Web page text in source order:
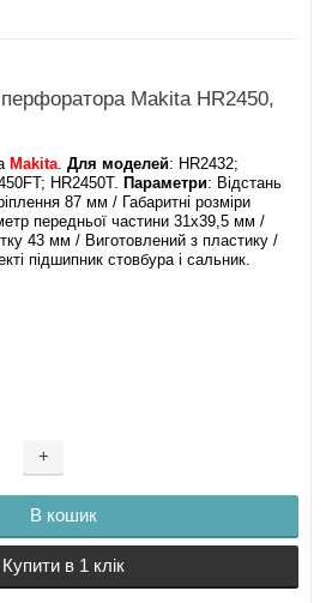
Makita HR2450,
Makita.Для моделей: HR2432;
HR2450T. Параметри: Відстань
87 мм / Габаритні розміри
передньої частини 31х39,5 мм /
43 мм / Виготовлений з пластику /
підшипник стовбура і сальник.
+
В кошик
Купити в 1 клік